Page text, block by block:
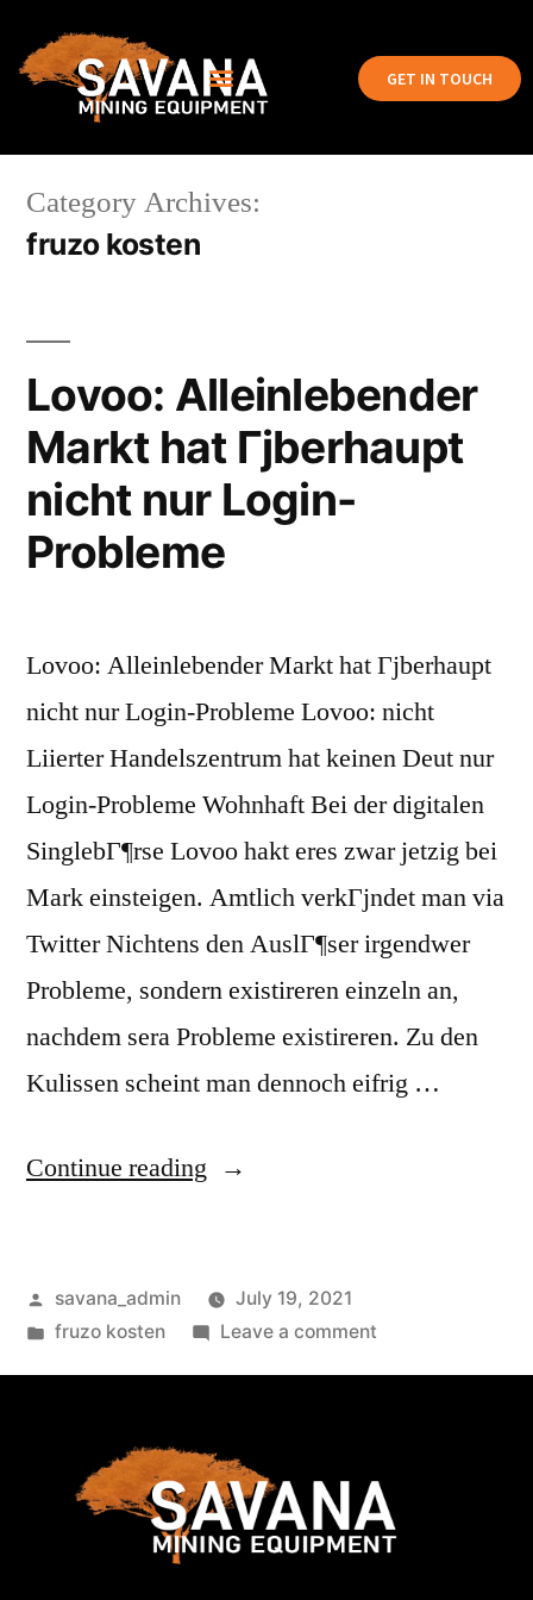
GET IN TOUCH
Category Archives:
fruzo kosten
Lovoo: Alleinlebender
Markt hat Гјberhaupt
nicht nur Login-
Probleme
Lovoo: Alleinlebender Markt hat Гјberhaupt
nicht nur Login-Probleme Lovoo: nicht
Liierter Handelszentrum hat keinen Deut nur
Login-Probleme Wohnhaft Bei der digitalen
SinglebГ¶rse Lovoo hakt eres zwar jetzig bei
Mark einsteigen. Amtlich verkГјndet man via
Twitter Nichtens den AuslГ¶ser irgendwer
Probleme, sondern existireren einzeln an,
nachdem sera Probleme existireren. Zu den
Kulissen scheint man dennoch eifrig …
Continue reading
savana_admin
July 19, 2021
fruzo kosten
Leave a comment